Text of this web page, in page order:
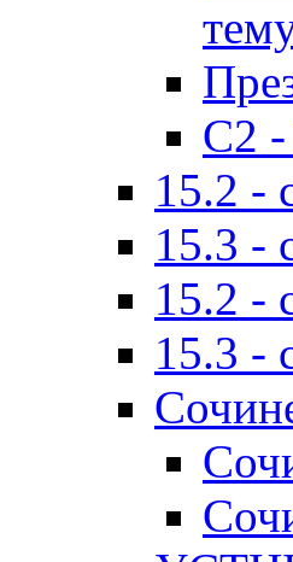
C2
15.2 -
15.3 -
15.2 -
15.3 -